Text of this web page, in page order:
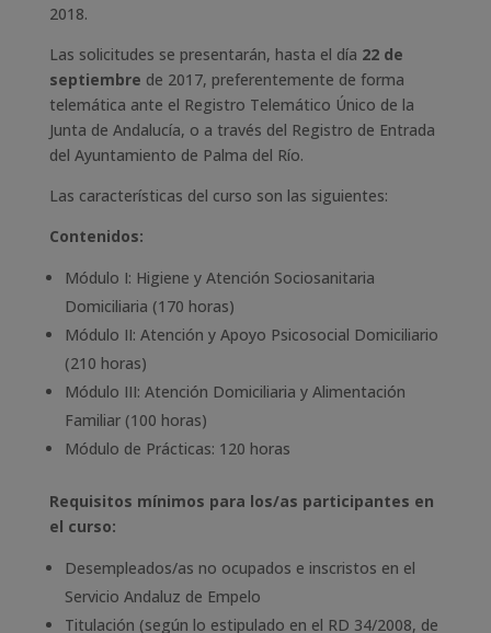
2018.
Las solicitudes se presentarán, hasta el día 22 de
septiembre de 2017, preferentemente de forma
telemática ante el Registro Telemático Único de la
Junta de Andalucía, o a través del Registro de Entrada
del Ayuntamiento de Palma del Río.
Las características del curso son las siguientes:
Contenidos:
Módulo I: Higiene y Atención Sociosanitaria
Domiciliaria (170 horas)
Módulo II: Atención y Apoyo Psicosocial Domiciliario
(210 horas)
Módulo III: Atención Domiciliaria y Alimentación
Familiar (100 horas)
Módulo de Prácticas: 120 horas
Requisitos mínimos para los/as participantes en
el curso:
Desempleados/as no ocupados e inscristos en el
Servicio Andaluz de Empelo
Titulación (según lo estipulado en el RD 34/2008, de